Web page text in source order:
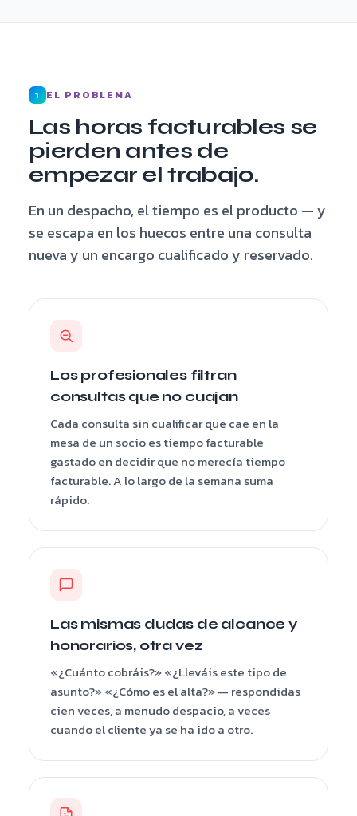
1 EL PROBLEMA
Las horas facturables se
pierden antes de
empezar el trabajo.
En un despacho, el tiempo es el producto — y
se escapa en los huecos entre una consulta
nueva y un encargo cualificado y reservado.
Los profesionales filtran
consultas que no cuajan
Cada consulta sin cualificar que cae en la
mesa de un socio es tiempo facturable
gastado en decidir que no merecía tiempo
facturable. A lo largo de la semana suma
rápido.
Las mismas dudas de alcance y
honorarios, otra vez
«¿Cuánto cobráis?» «¿Lleváis este tipo de
asunto?» «¿Cómo es el alta?» — respondidas
cien veces, a menudo despacio, a veces
cuando el cliente ya se ha ido a otro.